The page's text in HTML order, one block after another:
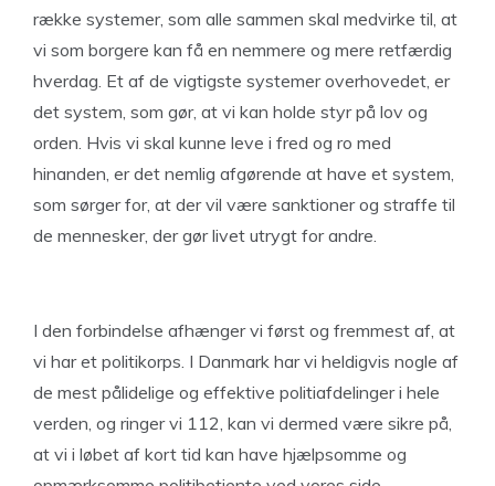
række systemer, som alle sammen skal medvirke til, at
vi som borgere kan få en nemmere og mere retfærdig
hverdag. Et af de vigtigste systemer overhovedet, er
det system, som gør, at vi kan holde styr på lov og
orden. Hvis vi skal kunne leve i fred og ro med
hinanden, er det nemlig afgørende at have et system,
som sørger for, at der vil være sanktioner og straffe til
de mennesker, der gør livet utrygt for andre.
I den forbindelse afhænger vi først og fremmest af, at
vi har et politikorps. I Danmark har vi heldigvis nogle af
de mest pålidelige og effektive politiafdelinger i hele
verden, og ringer vi 112, kan vi dermed være sikre på,
at vi i løbet af kort tid kan have hjælpsomme og